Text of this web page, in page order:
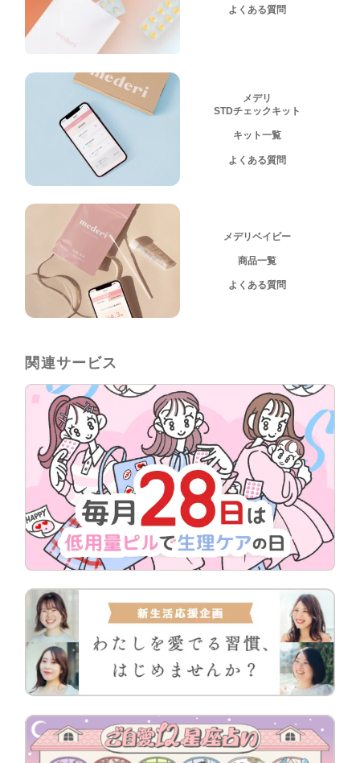
よくある質問
メデリ
STDチェックキット
キット一覧
よくある質問
メデリベイビー
商品一覧
よくある質問
関連サービス